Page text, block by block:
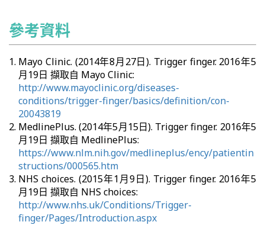
參考資料
Mayo Clinic. (2014年8月27日). Trigger finger. 2016年5
月19日 擷取自 Mayo Clinic:
http://www.mayoclinic.org/diseases-
conditions/trigger-finger/basics/definition/con-
20043819
MedlinePlus. (2014年5月15日). Trigger finger. 2016年5
月19日 擷取自 MedlinePlus:
https://www.nlm.nih.gov/medlineplus/ency/patientin
structions/000565.htm
NHS choices. (2015年1月9日). Trigger finger. 2016年5
月19日 擷取自 NHS choices:
http://www.nhs.uk/Conditions/Trigger-
finger/Pages/Introduction.aspx